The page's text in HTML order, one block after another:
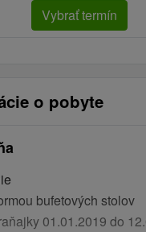
Vybrať termín
o pobyte
bufetových stolov
01.01.2019 do